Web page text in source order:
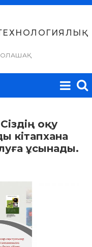
оқу
кітапхана
ұсынады.